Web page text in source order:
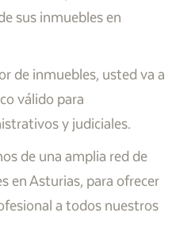
sus inmuebles en
de inmuebles, usted va a
válido para
y judiciales.
de una amplia red de
en Asturias, para ofrecer
a todos nuestros